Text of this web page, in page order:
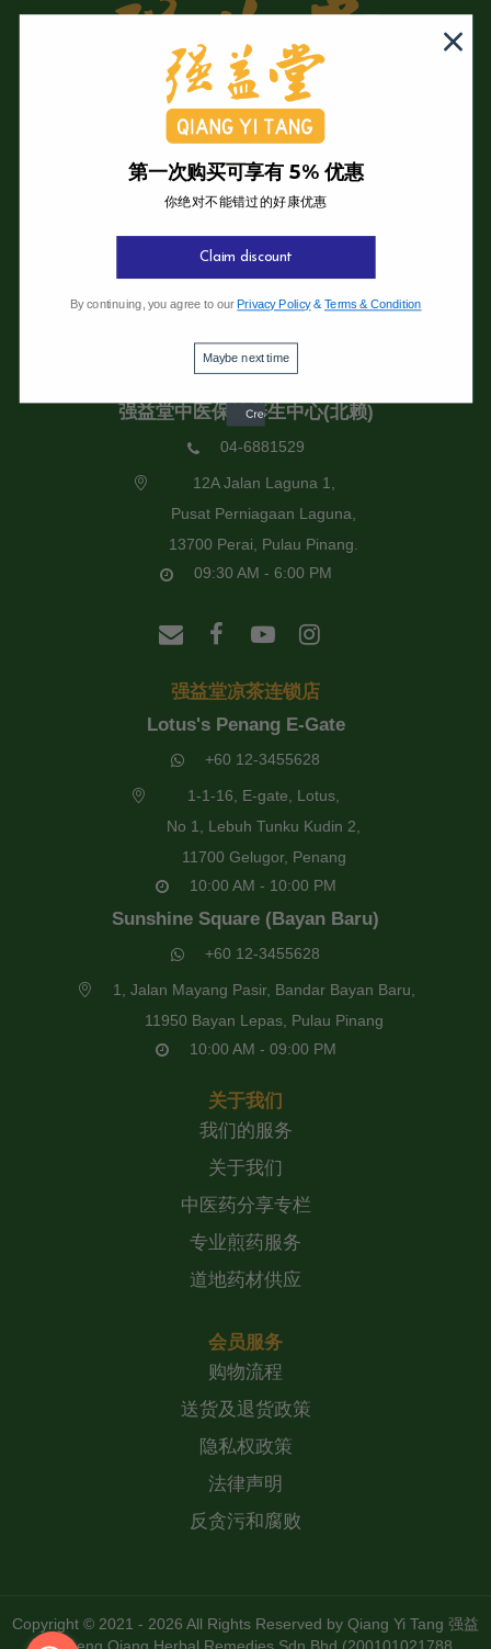
强益堂全息中医诊所
强益堂全息中医诊所(槟岛)
04-2832108
11600 Pulau Pinang.
09:30 AM - 6:00 PM
强益堂中医保健养生中心(北赖)
04-6881529
12A Jalan Laguna 1,
Pusat Perniagaan Laguna,
13700 Perai, Pulau Pinang.
09:30 AM - 6:00 PM
强益堂凉茶连锁店
Lotus's Penang E-Gate
+60 12-3455628
1-1-16, E-gate, Lotus,
No 1, Lebuh Tunku Kudin 2,
11700 Gelugor, Penang
10:00 AM - 10:00 PM
Sunshine Square (Bayan Baru)
+60 12-3455628
1, Jalan Mayang Pasir, Bandar Bayan Baru,
11950 Bayan Lepas, Pulau Pinang
10:00 AM - 09:00 PM
关于我们
我们的服务
关于我们
中医药分享专栏
专业煎药服务
道地药材供应
会员服务
购物流程
送货及退货政策
隐私权政策
法律声明
反贪污和腐败
Copyright © 2021 - 2026 All Rights Reserved by Qiang Yi Tang 强益
第一次购买可享有 5% 优惠
你绝对不能错过的好康优惠
Claim discount
By continuing, you agree to our Privacy Policy&Terms & Condition
Maybe next time